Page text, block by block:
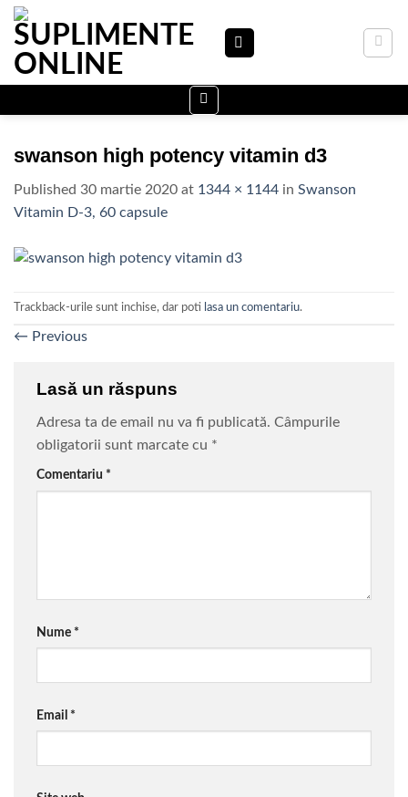
Skip
content
swanson high potency vitamin d3
Published 30 martie 2020 at 1344 × 1144 in Swanson
Vitamin D-3, 60 capsule
Trackback-urile sunt inchise, dar poti lasa un comentariu.
← Previous
Lasă un răspuns
Adresa ta de email nu va fi publicată. Câmpurile
obligatorii sunt marcate cu *
Comentariu *
Nume *
Email *